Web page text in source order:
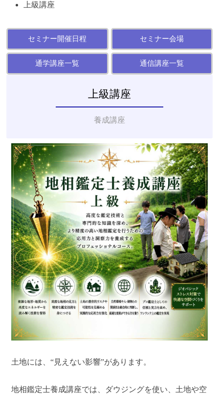
ダウザ
ー協
会】
上級講座
セミナー開催日程 セミナー会場
通学講座一覧 通信講座一覧
上級講座
養成講座
土地には、“見えない影響”があります。
地相鑑定士養成講座では、ダウジングを使い、土地や空